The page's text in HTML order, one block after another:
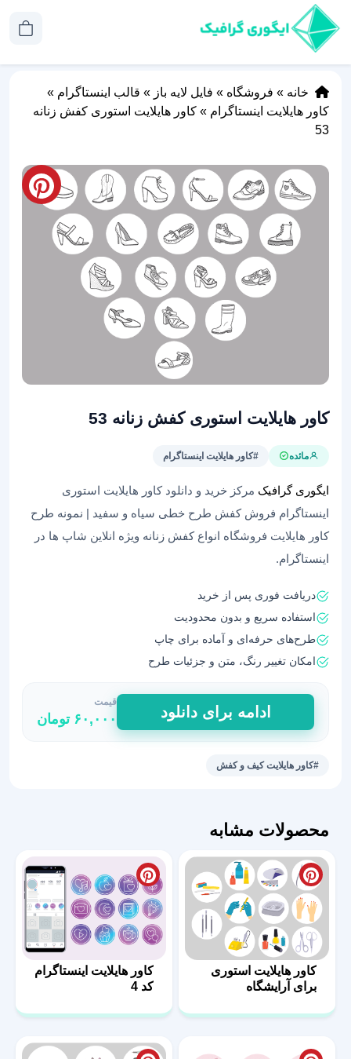
خانه » فروشگاه » فایل لایه باز » قالب اینستاگرام »
کاور هایلایت اینستاگرام » کاور هایلایت استوری کفش زنانه
53
کاور هایلایت استوری کفش زنانه 53
مائده #کاور هایلایت اینستاگرام
ایگوری گرافیک مرکز خرید و دانلود کاور هایلایت استوری
اینستاگرام فروش کفش طرح خطی سیاه و سفید | نمونه طرح
کاور هایلایت فروشگاه انواع کفش زنانه ویژه انلاین شاپ ها در
اینستاگرام.
دریافت فوری پس از خرید
استفاده سریع و بدون محدودیت
طرح‌های حرفه‌ای و آماده برای چاپ
امکان تغییر رنگ، متن و جزئیات طرح
کاور
هایلایت
استوری
کفش
ادامه برای دانلود
قیمت
۶۰,۰۰۰ تومان
#کاور هایلایت کیف و کفش
محصولات مشابه
کاور هایلایت استوری
برای آرایشگاه
کاور هایلایت اینستاگرام
کد 4